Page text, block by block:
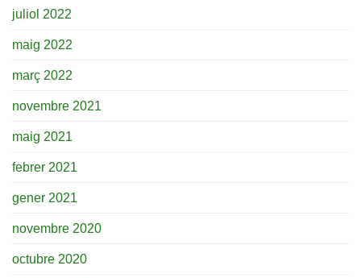
juliol 2022
maig 2022
març 2022
novembre 2021
maig 2021
febrer 2021
gener 2021
novembre 2020
octubre 2020